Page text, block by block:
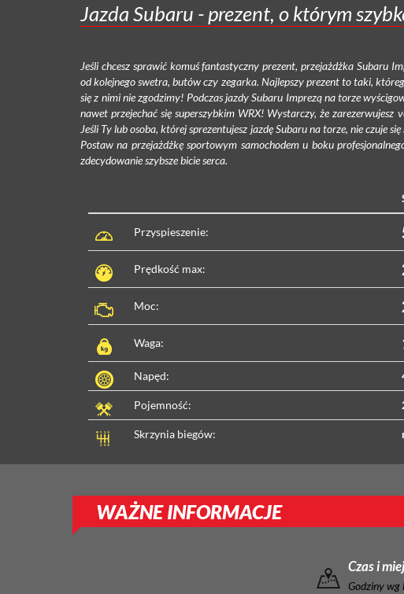
Jazda Subaru - prezent, o którym
Jeśli chcesz sprawić komuś fantastyczny prezent, przejażdżka Subaru
od kolejnego swetra, butów czy zegarka. Najlepszy prezent to taki,
się z nimi nie zgodzimy! Podczas jazdy Subaru Imprezą na torze
nawet przejechać się superszybkim WRX! Wystarczy, że
Jeśli Ty lub osoba, której sprezentujesz jazdę Subaru na torze, nie czuje
Postaw na przejażdżkę sportowym samochodem u boku
zdecydowanie szybsze bicie serca.
Przyspieszenie:
Prędkość max:
Moc:
Waga:
Napęd:
Pojemność:
Skrzynia biegów:
WAŻNE INFORMACJE
Czas i
Godziny wg